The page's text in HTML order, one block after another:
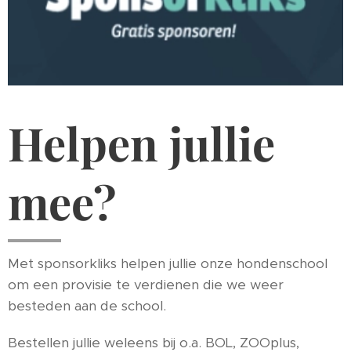
Helpen jullie
mee?
Met sponsorkliks helpen jullie onze hondenschool
om een provisie te verdienen die we weer
besteden aan de school.
Bestellen jullie weleens bij o.a. BOL, ZOOplus,